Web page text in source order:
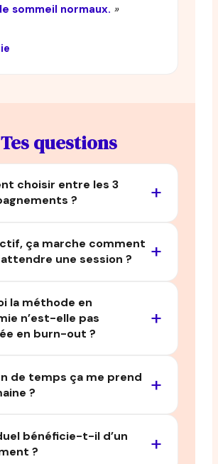
sommeil normaux. »
Tes questions
choisir entre les 3
?
ça marche comment
une session ?
la méthode en
n’est-elle pas
en burn-out ?
de temps ça me prend
?
bénéficie-t-il d’un
?